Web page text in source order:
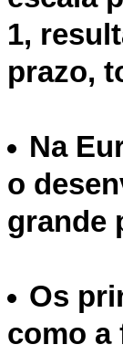
1,
prazo,
Na
o
grande
Os
como a